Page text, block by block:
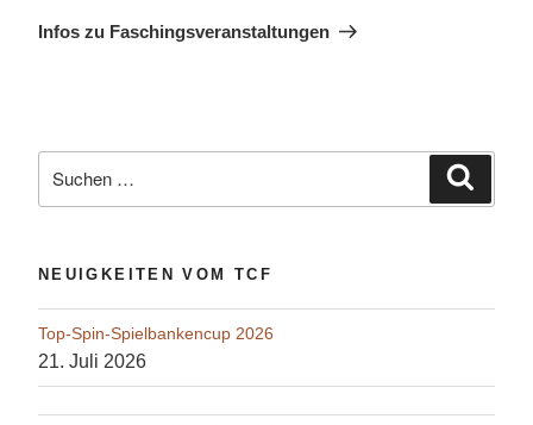
Infos zu Faschingsveranstaltungen
nach:
NEUIGKEITEN VOM TCF
Top-Spin-Spielbankencup 2026
21. Juli 2026